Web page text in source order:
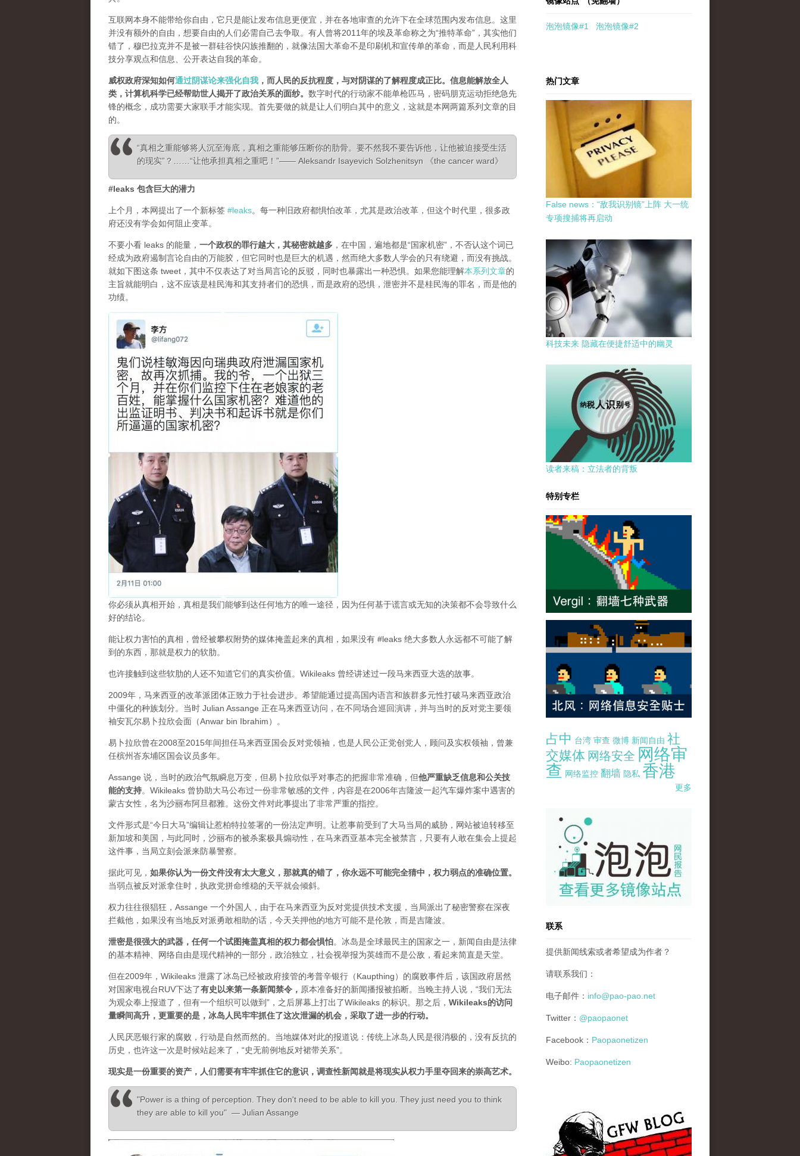
互联网本身不能带给你自由，它只是能让发布信息更便宜，并在各地审查的允许下在全球范围内发布信息。这里
并没有额外的自由，想要自由的人们必需自己去争取。有人曾将2011年的埃及革命称之为“推特革命”，其实他们
错了，穆巴拉克并不是被一群硅谷快闪族推翻的，就像法国大革命不是印刷机和宣传单的革命，而是人民利用科
技分享观点和信息、公开表达自我的革命。
威权政府深知如何通过阴谋论来强化自我 ，而人民的反抗程度，与对阴谋的了解程度成正比。信息能解放全人
类，计算机科学已经帮助世人揭开了政治关系的面纱。 数字时代的行动家不能单枪匹马，密码朋克运动拒绝急先
锋的概念，成功需要大家联手才能实现。首先要做的就是让人们明白其中的意义，这就是本网两篇系列文章的目
的。
“真相之重能够将人沉至海底，真相之重能够压断你的肋骨。要不然我不要告诉他，让他被迫接受生活
的现实”？……“让他承担真相之重吧！”—— Aleksandr Isayevich Solzhenitsyn 《the cancer ward》
#leaks 包含巨大的潜力
上个月，本网提出了一个新标签 #leaks。每一种旧政府都惧怕改革，尤其是政治改革，但这个时代里，很多政
府还没有学会如何阻止变革。
不要小看 leaks 的能量， 一个政权的罪行越大，其秘密就越多 ，在中国，遍地都是“国家机密”，不否认这个词已
经成为政府遏制言论自由的万能胶，但它同时也是巨大的机遇，然而绝大多数人学会的只有绕避，而没有挑战。
就如下图这条 tweet，其中不仅表达了对当局言论的反驳，同时也暴露出一种恐惧。如果您能理解本系列文章的
主旨就能明白，这不应该是桂民海和其支持者们的恐惧，而是政府的恐惧，泄密并不是桂民海的罪名，而是他的
功绩。
你必须从真相开始，真相是我们能够到达任何地方的唯一途径，因为任何基于谎言或无知的决策都不会导致什么
好的结论。
能让权力害怕的真相，曾经被攀权附势的媒体掩盖起来的真相，如果没有 #leaks 绝大多数人永远都不可能了解
到的东西，那就是权力的软肋。
也许接触到这些软肋的人还不知道它们的真实价值。Wikileaks 曾经讲述过一段马来西亚大选的故事。
2009年，马来西亚的改革派团体正致力于社会进步。希望能通过提高国内语言和族群多元性打破马来西亚政治
中僵化的种族划分。当时 Julian Assange 正在马来西亚访问，在不同场合巡回演讲，并与当时的反对党主要领
袖安瓦尔易卜拉欣会面（Anwar bin Ibrahim）。
易卜拉欣曾在2008至2015年间担任马来西亚国会反对党领袖，也是人民公正党创党人，顾问及实权领袖，曾兼
任槟州峇东埔区国会议员多年。
Assange 说，当时的政治气氛瞬息万变，但易卜拉欣似乎对事态的把握非常准确，但他严重缺乏信息和公关技
能的支持。Wikileaks 曾协助大马公布过一份非常敏感的文件，内容是在2006年吉隆波一起汽车爆炸案中遇害的
蒙古女性，名为沙丽布阿旦都雅。这份文件对此事提出了非常严重的指控。
文件形式是“今日大马”编辑让惹柏特拉签署的一份法定声明。让惹事前受到了大马当局的威胁，网站被迫转移至
新加坡和美国，与此同时，沙丽布的被杀案极具煽动性，在马来西亚基本完全被禁言，只要有人敢在集会上提起
这件事，当局立刻会派来防暴警察。
据此可见， 如果你认为一份文件没有太大意义，那就真的错了，你永远不可能完全猜中，权力弱点的准确位置。
当弱点被反对派拿住时，执政党拼命维稳的天平就会倾斜。
权力往往很猖狂，Assange 一个外国人，由于在马来西亚为反对党提供技术支援，当局派出了秘密警察在深夜
拦截他，如果没有当地反对派勇敢相助的话，今天关押他的地方可能不是伦敦，而是吉隆波。
泄密是很强大的武器，任何一个试图掩盖真相的权力都会惧怕。 冰岛是全球最民主的国家之一，新闻自由是法律
的基本精神、网络自由是现代精神的一部分，政治独立，社会视举报为英雄而不是公敌，看起来简直是天堂。
但在2009年，Wikileaks 泄露了冰岛已经被政府接管的考普辛银行（Kaupthing）的腐败事件后，该国政府居然
对国家电视台RUV下达了有史以来第一条新闻禁令 ， 原本准备好的新闻播报被掐断。当晚主持人说，“我们无法
为观众奉上报道了，但有一个组织可以做到”，之后屏幕上打出了Wikileaks 的标识。那之后， Wikileaks的访问
量瞬间高升，更重要的是，冰岛人民牢牢抓住了这次泄漏的机会，采取了进一步的行动。
人民厌恶银行家的腐败，行动是自然而然的。当地媒体对此的报道说：传统上冰岛人民是很消极的，没有反抗的
历史，也许这一次是时候站起来了，“史无前例地反对裙带关系”。
现实是一份重要的资产，人们需要有牢牢抓住它的意识，调查性新闻就是将现实从权力手里夺回来的崇高艺术。
"Power is a thing of perception. They don't need to be able to kill you. They just need you to think
they are able to kill you" — Julian Assange
泡泡镜像#1 泡泡镜像#2
热门文章
False news：“敌我识别镜”上阵 大一统
专项搜捕将再启动
科技未来 隐藏在便捷舒适中的幽灵
读者来稿：立法者的背叛
特别专栏
占中 台湾 审查 微博 新闻自由 社
交媒体 网络安全 网络审
查 网络监控 翻墙 隐私 香港
更多
pao-pao-banner-mirror-site-120814.jpg
联系
提供新闻线索或者希望成为作者？
请联系我们：
电子邮件： info@pao-pao.net
Twitter： @paopaonet
Facebook： Paopaonetizen
Weibo: Paopaonetizen
gfw_blog_small.jpg